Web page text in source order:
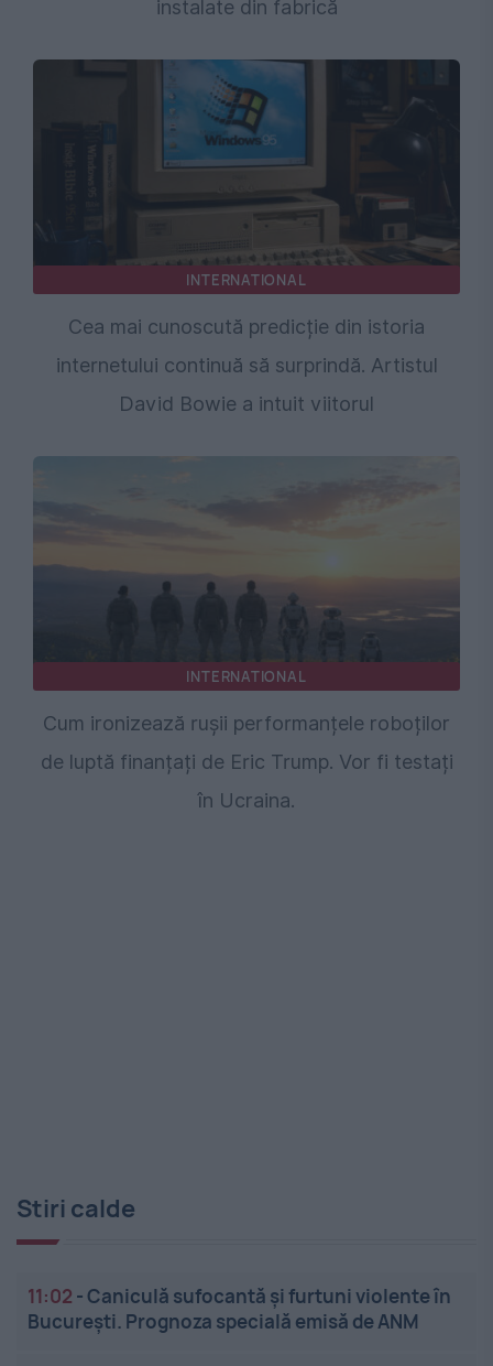
instalate din fabrică
INTERNATIONAL
Cea mai cunoscută predicție din istoria
internetului continuă să surprindă. Artistul
David Bowie a intuit viitorul
INTERNATIONAL
Cum ironizează rușii performanțele roboților
de luptă finanțați de Eric Trump. Vor fi testați
în Ucraina.
Stiri calde
11:02 -Caniculă sufocantă și furtuni violente în
București. Prognoza specială emisă de ANM